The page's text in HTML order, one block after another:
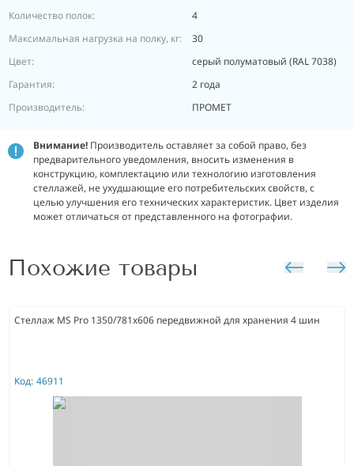
Количество полок:
4
Максимальная нагрузка на полку, кг:
30
Цвет:
серый полуматовый (RAL 7038)
Гарантия:
2 года
Производитель:
ПРОМЕТ
Внимание! Производитель оставляет за собой право, без
предварительного уведомления, вносить изменения в
конструкцию, комплектацию или технологию изготовления
стеллажей, не ухудшающие его потребительских свойств, с
целью улучшения его технических характеристик. Цвет изделия
может отличаться от представленного на фотографии.
Похожие товары
Стеллаж MS Pro 1350/781x606 передвижной для хранения 4 шин
Код: 46911